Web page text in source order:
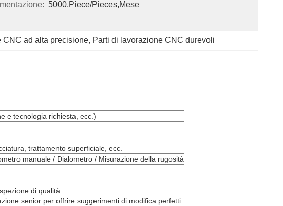
5000,Piece/Pieces,Mese
CNC ad alta precisione, Parti di lavorazione CNC durevoli
e tecnologia richiesta, ecc.)
trattamento superficiale, ecc.
manuale / Dialometro / Misurazione della rugosità
di qualità.
senior per offrire suggerimenti di modifica perfetti.